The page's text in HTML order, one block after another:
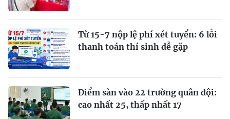
Từ 15-7 nộp lệ phí xét tuyển: 6 lỗi
thanh toán thí sinh dễ gặp
Điểm sàn vào 22 trường quân đội:
cao nhất 25, thấp nhất 17